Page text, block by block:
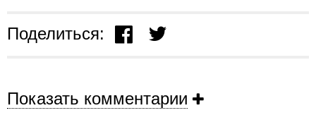
Поделиться:
Показать комментарии